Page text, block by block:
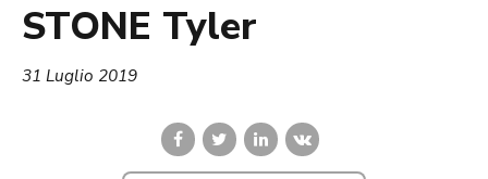
STONE Tyler
31 Luglio 2019